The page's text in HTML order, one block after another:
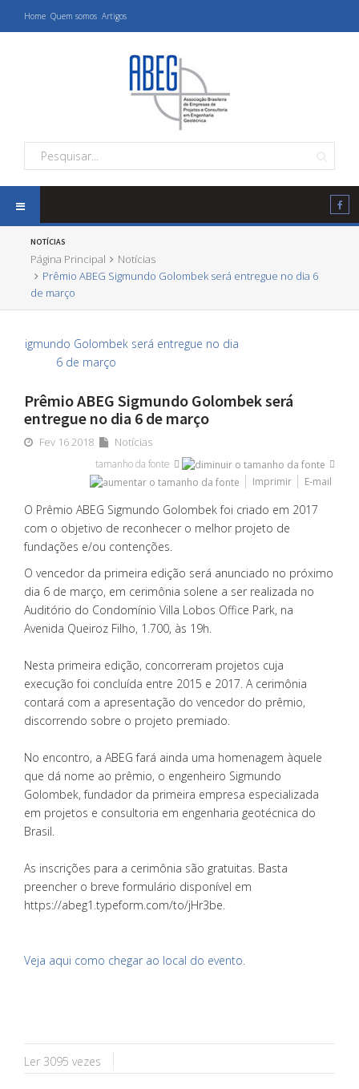
Home Quem somos Artigos
NOTÍCIAS
Página Principal
Notícias
Prêmio ABEG Sigmundo Golombek será entregue no dia 6
de março
Prêmio ABEG Sigmundo Golombek será
entregue no dia 6 de março
Fev 16 2018 Notícias
tamanho da fonte
Imprimir
E-mail
O Prêmio ABEG Sigmundo Golombek foi criado em 2017
com o objetivo de reconhecer o melhor projeto de
fundações e/ou contenções.
O vencedor da primeira edição será anunciado no próximo
dia 6 de março, em cerimônia solene a ser realizada no
Auditório do Condomínio Villa Lobos Office Park, na
Avenida Queiroz Filho, 1.700, às 19h.
Nesta primeira edição, concorreram projetos cuja
execução foi concluída entre 2015 e 2017. A cerimônia
contará com a apresentação do vencedor do prêmio,
discorrendo sobre o projeto premiado.
​No encontro, a ABEG fará ainda uma homenagem àquele
que dá nome ao prêmio, o engenheiro Sigmundo
Golombek, fundador da primeira empresa especializada
em projetos e consultoria em engenharia geotécnica do
Brasil.
​As inscrições para a cerimônia são gratuitas. Basta
preencher o breve formulário disponível em
https://abeg1.typeform.com/to/jHr3be.
Veja aqui como chegar ao local do evento.
Ler 3095 vezes